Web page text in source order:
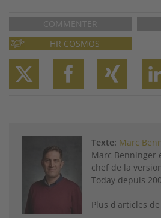
COMMENTER
HR COSMOS
Texte: Marc
Marc Benninger
chef de la
Today depuis
Plus d'articles de